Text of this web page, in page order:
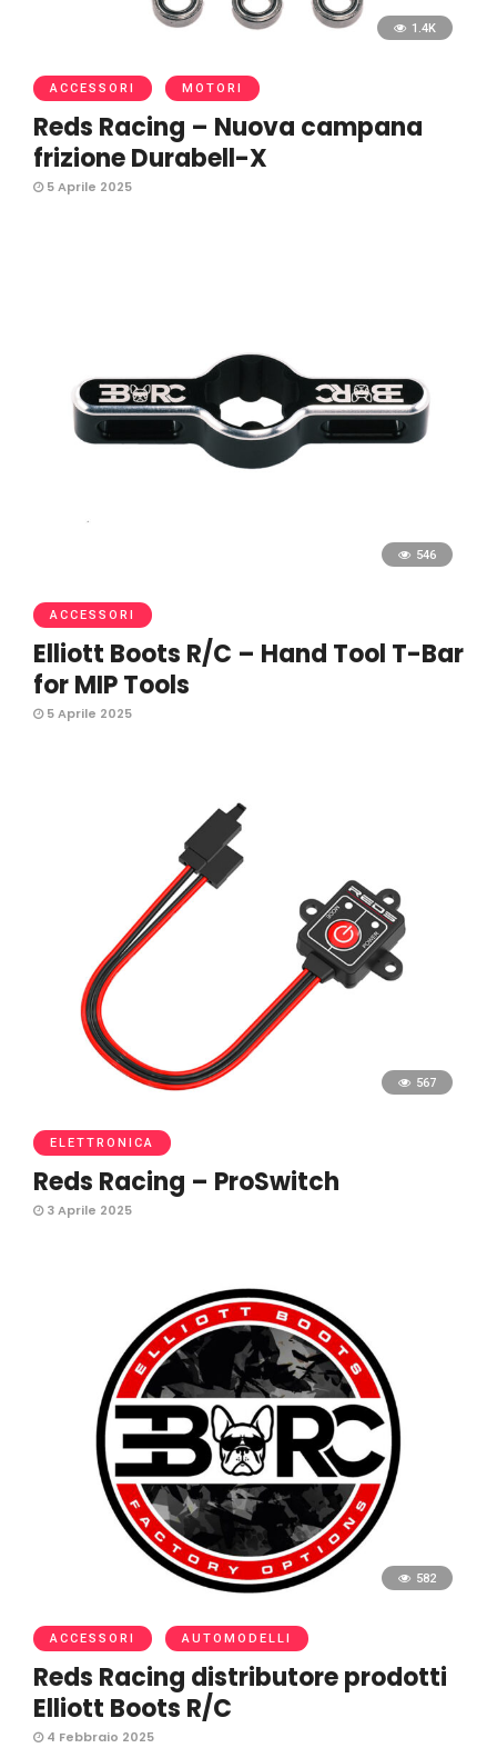
1.4K
ACCESSORI MOTORI
Reds Racing – Nuova campana
frizione Durabell-X
5 Aprile 2025
546
ACCESSORI
Elliott Boots R/C – Hand Tool T-Bar
for MIP Tools
5 Aprile 2025
567
ELETTRONICA
Reds Racing – ProSwitch
3 Aprile 2025
582
ACCESSORI AUTOMODELLI
Reds Racing distributore prodotti
Elliott Boots R/C
4 Febbraio 2025